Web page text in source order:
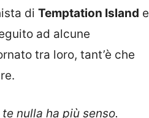
di Temptation Island e
ad alcune
tra loro, tant’è che
nulla ha più senso.